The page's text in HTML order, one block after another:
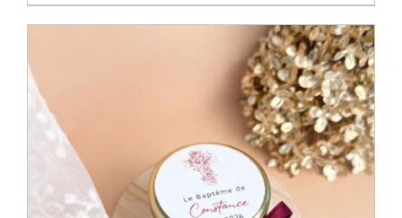
variations.
options
peuvent
sur
la
page
du
produit